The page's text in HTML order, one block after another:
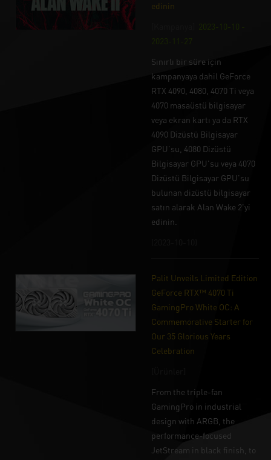
edinin
2023-10-10 -
2023-11-27
Sınırlı bir süre için
kampanyaya dahil GeForce
RTX 4090, 4080, 4070 Ti veya
4070 masaüstü bilgisayar
veya ekran kartı ya da RTX
4090 Dizüstü Bilgisayar
GPU'su, 4080 Dizüstü
Bilgisayar GPU'su veya 4070
Dizüstü Bilgisayar GPU'su
bulunan dizüstü bilgisayar
satın alarak Alan Wake 2'yi
edinin.
Palit Unveils Limited Edition
GeForce RTX™ 4070 Ti
GamingPro White OC: A
Commemorative Starter for
Our 35 Glorious Years
Celebration
From the triple-fan
GamingPro in industrial
design with ARGB, the
performance-focused
JetStream in black finish, to